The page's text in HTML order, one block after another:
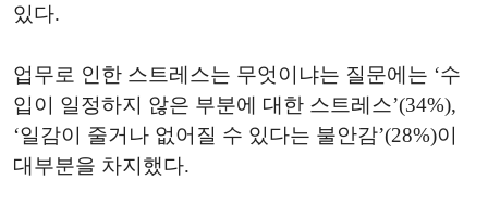
있다.
업무로 인한 스트레스는 무엇이냐는 질문에는 ‘수
입이 일정하지 않은 부분에 대한 스트레스’(34%),
‘일감이 줄거나 없어질 수 있다는 불안감’(28%)이
대부분을 차지했다.